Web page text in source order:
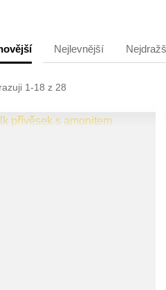
Nejlevnější
1-18 z 28